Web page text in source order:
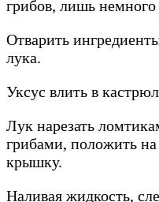
грибов, лишь
Отварить
лука.
Уксус влить в
Лук нарезать
грибами, положить
крышку.
Наливая жидкость,